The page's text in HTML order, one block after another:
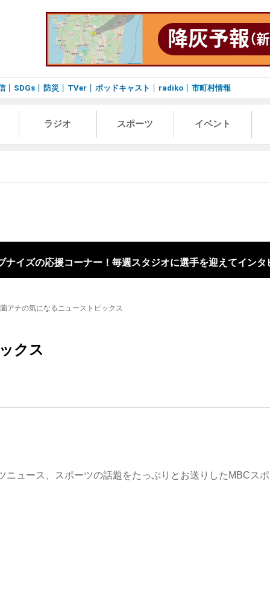
SDGs 防災 TVer ポッドキャスト radiko 市町村情報
ラジオ スポーツ イベント
ナイズの応援コーナー！毎週スタジオに選手を迎えてインタ
アナの気になるニューストピックス
クス
ュース、スポーツの話題をたっぷりとお送りしたMBCス